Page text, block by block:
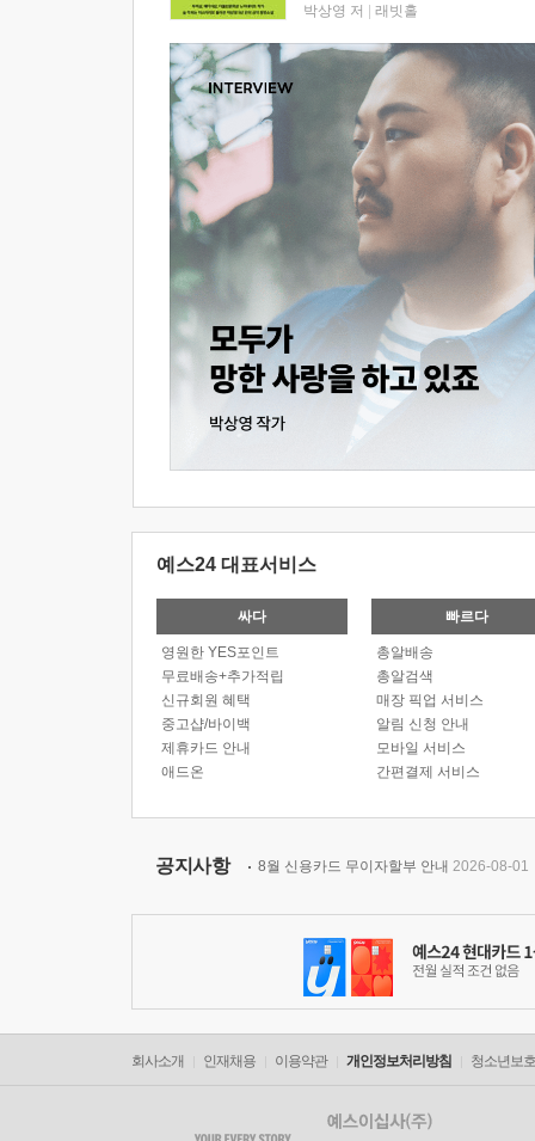
박상영 저 래빗홀
예스24 대표서비스
싸다
영원한 YES포인트
무료배송+추가적립
신규회원 혜택
중고샵/바이백
제휴카드 안내
애드온
빠르다
총알배송
총알검색
매장 픽업 서비스
알림 신청 안내
모바일 서비스
간편결제 서비스
공지사항 8월 신용카드 무이자할부 안내 2026-08-01
회사소개 인재채용 이용약관 개인정보처리방침 청소년보